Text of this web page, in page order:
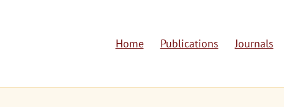
a
Home Publications Journals